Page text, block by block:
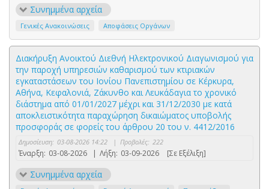
Συνημμένα αρχεία
Γενικές Ανακοινώσεις Αποφάσεις Οργάνων
Διακήρυξη Ανοικτού Διεθνή Ηλεκτρονικού Διαγωνισμού για
την παροχή υπηρεσιών καθαρισμού των κτιριακών
εγκαταστάσεων του Ιονίου Πανεπιστημίου σε Κέρκυρα,
Αθήνα, Κεφαλονιά, Ζάκυνθο και Λευκάδαγια το χρονικό
διάστημα από 01/01/2027 μέχρι και 31/12/2030 με κατά
αποκλειστικότητα παραχώρηση δικαιώματος υποβολής
προσφοράς σε φορείς του άρθρου 20 του ν. 4412/2016
Δημοσίευση: 03-08-2026 14:22 | Προβολές: 222
Έναρξη: 03-08-2026 | Λήξη: 03-09-2026 [Σε Εξέλιξη]
Συνημμένα αρχεία